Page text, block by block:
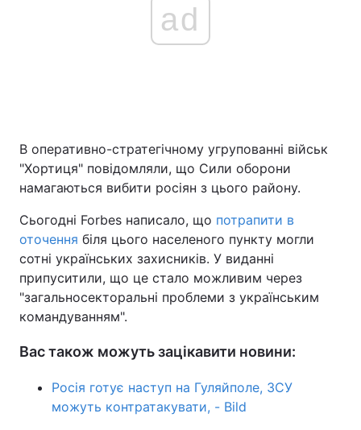
ad
В оперативно-стратегічному угрупованні військ
"Хортиця" повідомляли, що Сили оборони
намагаються вибити росіян з цього району.
Сьогодні Forbes написало, що потрапити в
оточення біля цього населеного пункту могли
сотні українських захисників. У виданні
припуситили, що це стало можливим через
"загальносекторальні проблеми з українським
командуванням".
Вас також можуть зацікавити новини:
Росія готує наступ на Гуляйполе, ЗСУ
можуть контратакувати, - Bild